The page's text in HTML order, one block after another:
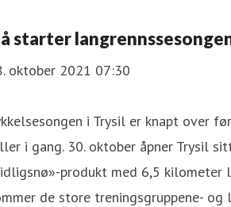
starter
oktober 2021 07:30
i Trysil er knapt over
i gang. 30. oktober åpner Trysil
produkt med 6,5 kilometer
de store treningsgruppene-